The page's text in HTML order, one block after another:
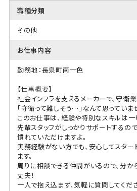
職種分類
その他
お仕事内容
勤務地：長泉町南一色
【仕事概要】
社会インフラを支えるメーカーで、守衛
「守衛って難しそう…」なんて思っていま
このお仕事は、経験や特別なスキルは
先輩スタッフがしっかりサポートするの
慣れていただけますよ。
実務経験がない方でも、安心してスター
ます。
周りに相談できる仲間がいるので、分か
丈夫！
一人で抱え込まず、気軽に質問してくだ